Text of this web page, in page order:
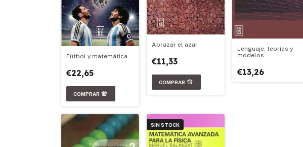
Fútbol y matemática
€22,65
Abrazar el azar
€11,33
Lenguaje, teorías y
modelos
€13,26
SIN STOCK